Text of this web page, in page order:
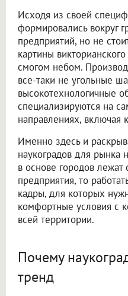
Исходя из своей
формировались вокруг
предприятий, но не
картины
смогом небом.
все-таки не угольные
высокотехнологичные
специализируются на
направлениях, включая
Именно здесь и
наукоградов для рынка
в основе городов лежат
предприятия, то
кадры, для которых
комфортные условия с
всей территории.
Почему
тренд